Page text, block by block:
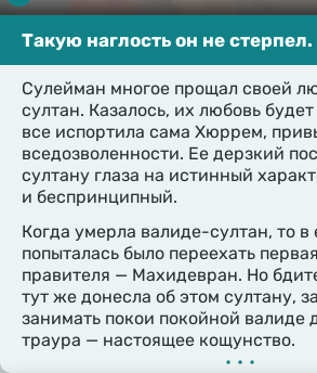
Такую наглость он не стерпел.
Сулейман многое прощал своей
султан. Казалось, их любовь
все испортила сама Хюррем,
вседозволенности. Ее дерзкий
султану глаза на истинный
и беспринципный.
Когда умерла валиде-султан, то в
попыталась было переехать
правителя — Махидевран. Но
тут же донесла об этом султану,
занимать покои покойной валиде
траура — настоящее кощунство.
•••